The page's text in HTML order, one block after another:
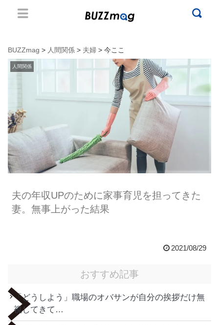
BUZZmag > 人間関係 > 夫婦 > 今ここ
人間関係
夫の年収UPのために家事育児を担ってきた
妻。無事上がった結果
2021/08/29
おすすめ記事
「どうしよう」職場のオバサンが自分の挨拶だけ無
視してきて…